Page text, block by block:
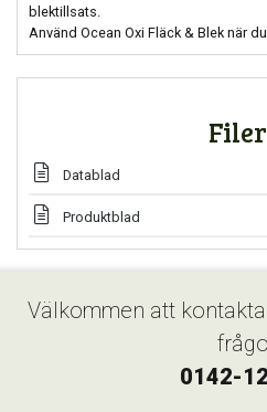
blektillsats.
Använd Ocean Oxi Fläck & Blek när
Filer
Datablad
Produktblad
Välkommen att
0142-